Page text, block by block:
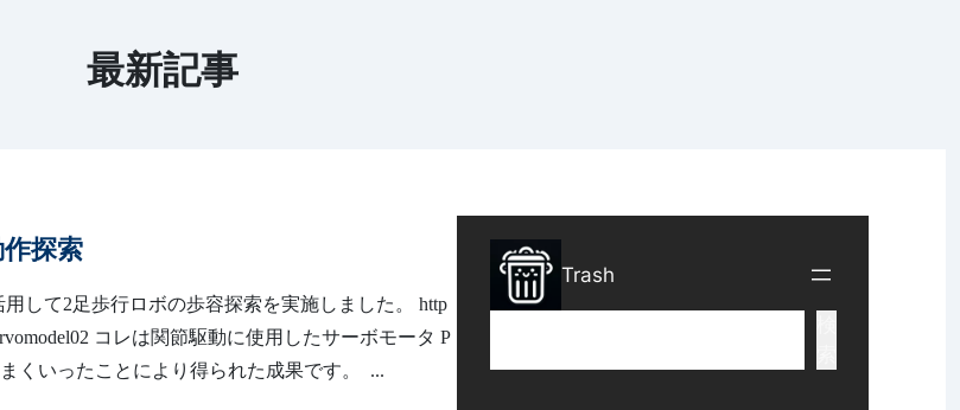
最新記事
探索
して2足歩行ロボの歩容探索を実施しました。 http
コレは関節駆動に使用したサーボモータ P
くいったことにより得られた成果です。 ...